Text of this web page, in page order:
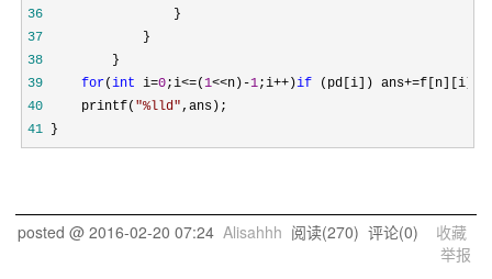
36
37
38
39
for(int i=0;i<=(1<<n)-1;i++)if (pd[i]) ans+=
40
     printf(
"%lld"
41 }
posted @ 2016-02-20 07:24 Alisahhh 阅读(270) 评论(0) 收藏
举报